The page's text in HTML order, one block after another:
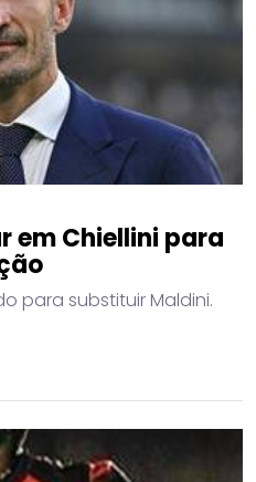
em Chiellini para
para substituir Maldini.